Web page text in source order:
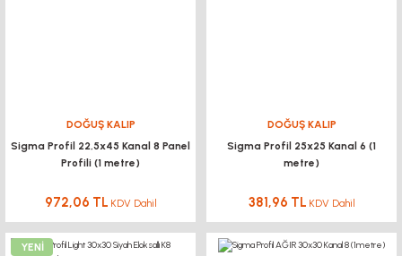
DOĞUŞ KALIP
Sigma Profil 22,5x45 Kanal 8 Panel
Profili (1 metre)
972,06 TL KDV Dahil
DOĞUŞ KALIP
Sigma Profil 25x25 Kanal 6 (1
metre)
381,96 TL KDV Dahil
YENİ